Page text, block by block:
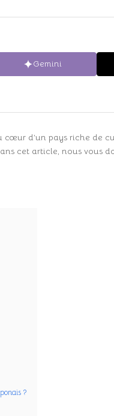
Gemini
d’un pays riche de
cet article, nous vous
?